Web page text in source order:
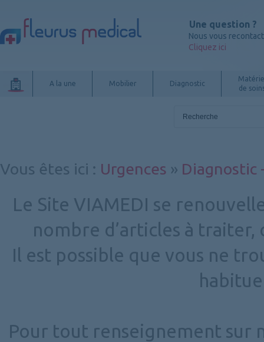
Une question ?
Nous vous
Cliquez ici
A la une Mobilier Diagnostic
de
Vous êtes ici : Urgences » Diagnostic
Le Site VIAMEDI se
nombre d’articles à
Il est possible que vous ne
Pour tout renseignement sur